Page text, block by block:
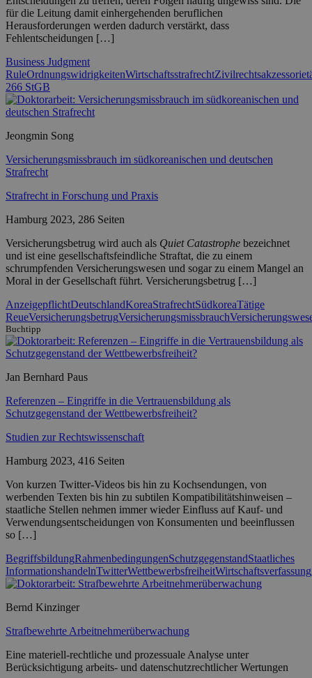
für die Leitung damit einhergehenden beruflichen
Herausforderungen werden dadurch verstärkt, dass
Fehlentscheidungen […]
Business Judgment
RuleOrdnungswidrigkeitenWirtschaftsstrafrecht
266 StGB
Jeongmin Song
Versicherungsmissbrauch im südkoreanischen und deutschen
Strafrecht
Strafrecht in Forschung und Praxis
Hamburg 2023, 286 Seiten
Versicherungsbetrug wird auch als Quiet Catastrophe bezeichnet
und ist eine gesellschaftsfeindliche Straftat, die zu einem
schrumpfenden Versicherungswesen und sogar zu einem Mangel an
Moral in der Gesellschaft führt. Versicherungsbetrug […]
AnzeigepflichtDeutschlandKoreaStrafrechtSüdkoreaTätige
ReueVersicherungsbetrugVersicherungsmissbrauch
Buchtipp
Jan Bernhard Paus
Referenzen – Eingriffe in die Vertrauensbildung als
Schutzgegenstand der Wettbewerbsfreiheit?
Studien zur Rechtswissenschaft
Hamburg 2023, 416 Seiten
Von kurzen Twitter-Videos bis hin zu Kochsendungen, von
werbenden Texten bis hin zu subtilen Kompatibilitätshinweisen –
staatliche Stellen nehmen immer wieder Einfluss auf Kauf- und
Verwendungsentscheidungen von Konsumenten und beeinflussen
so […]
BegriffsbildungRahmenbedingungenSchutzgegenstandStaatliches
InformationshandelnTwitterWettbewerbsfreiheitWirtschaftsverfassung
Bernd Kinzinger
Strafbewehrte Arbeitnehmerüberwachung
Eine materiell-rechtliche und prozessuale Analyse unter
Berücksichtigung arbeits- und datenschutzrechtlicher Wertungen